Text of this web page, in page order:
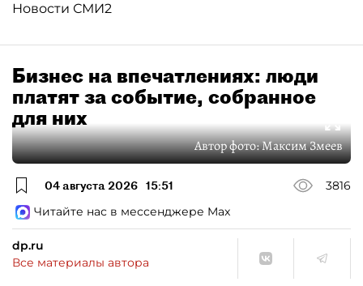
Новости СМИ2
Бизнес на впечатлениях: люди
платят за событие, собранное
для них
Автор фото:Максим Змеев
04 августа 2026 15:51
3816
Читайте нас в мессенджере Max
dp.ru
Все материалы автора